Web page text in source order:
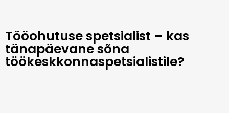
Tööohutuse spetsialist – kas
tänapäevane sõna
töökeskkonnaspetsialistile?